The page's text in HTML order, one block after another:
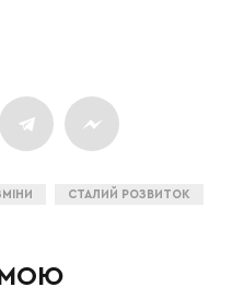
СТАЛИЙ РОЗВИТОК